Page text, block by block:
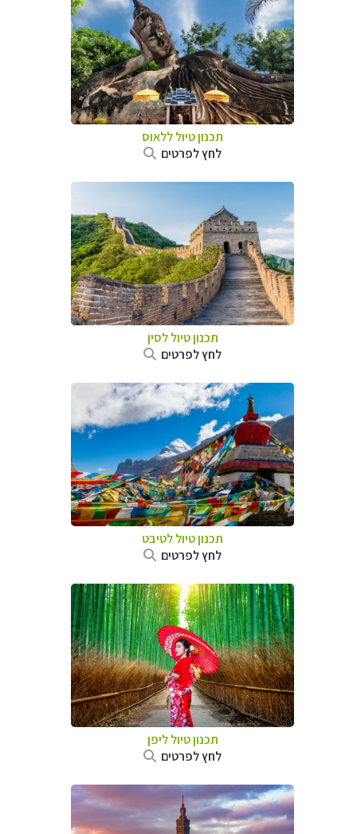
תכנון טיולללאוס
לחץ לפרטים
תכנון טיוללסין
לחץ לפרטים
תכנון טיוללטיבט
לחץ לפרטים
תכנון טיולליפן
לחץ לפרטים